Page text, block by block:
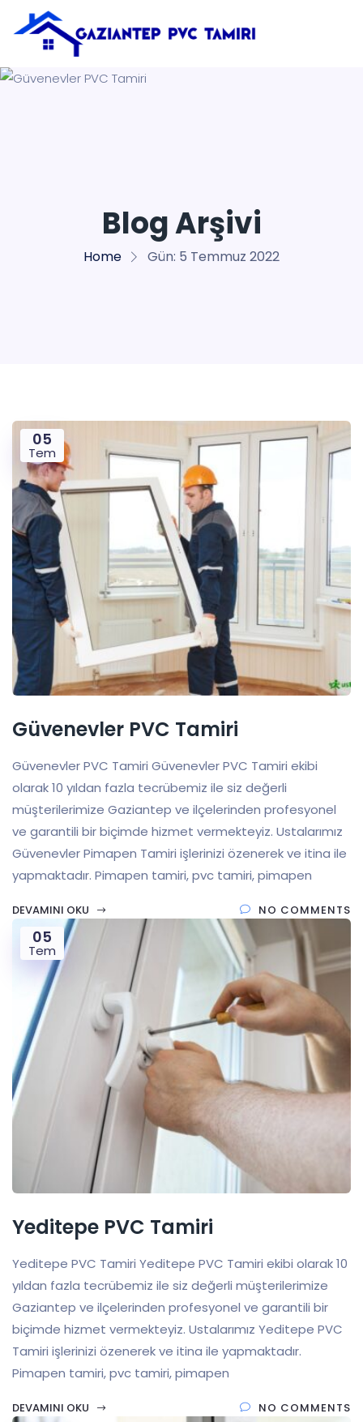
Blog Arşivi
Home Gün: 5 Temmuz 2022
05
Tem
Güvenevler PVC Tamiri
Güvenevler PVC Tamiri Güvenevler PVC Tamiri ekibi
olarak 10 yıldan fazla tecrübemiz ile siz değerli
müşterilerimize Gaziantep ve ilçelerinden profesyonel
ve garantili bir biçimde hizmet vermekteyiz. Ustalarımız
Güvenevler Pimapen Tamiri işlerinizi özenerek ve itina ile
yapmaktadır. Pimapen tamiri, pvc tamiri, pimapen
DEVAMINI OKU NO COMMENTS
05
Tem
Yeditepe PVC Tamiri
Yeditepe PVC Tamiri Yeditepe PVC Tamiri ekibi olarak 10
yıldan fazla tecrübemiz ile siz değerli müşterilerimize
Gaziantep ve ilçelerinden profesyonel ve garantili bir
biçimde hizmet vermekteyiz. Ustalarımız Yeditepe PVC
Tamiri işlerinizi özenerek ve itina ile yapmaktadır.
Pimapen tamiri, pvc tamiri, pimapen
DEVAMINI OKU NO COMMENTS